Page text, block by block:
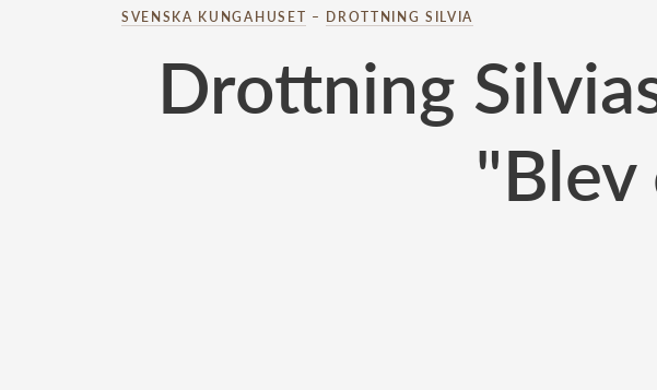
SVENSKA KUNGAHUSET – DROTTNING SILVIA
Drottning
"Blev